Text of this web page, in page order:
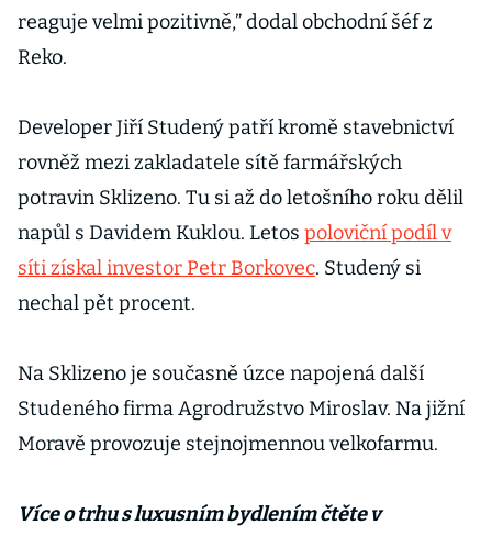
reaguje velmi pozitivně,” dodal obchodní šéf z
Reko.
Developer Jiří Studený patří kromě stavebnictví
rovněž mezi zakladatele sítě farmářských
potravin Sklizeno. Tu si až do letošního roku dělil
napůl s Davidem Kuklou. Letos poloviční podíl v
síti získal investor Petr Borkovec. Studený si
nechal pět procent.
Na Sklizeno je současně úzce napojená další
Studeného firma Agrodružstvo Miroslav. Na jižní
Moravě provozuje stejnojmennou velkofarmu.
Více o trhu s luxusním bydlením čtěte v